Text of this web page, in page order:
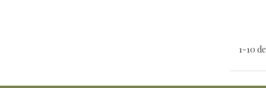
1-10